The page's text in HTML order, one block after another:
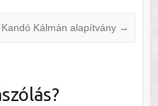
Kandó Kálmán alapítvány →